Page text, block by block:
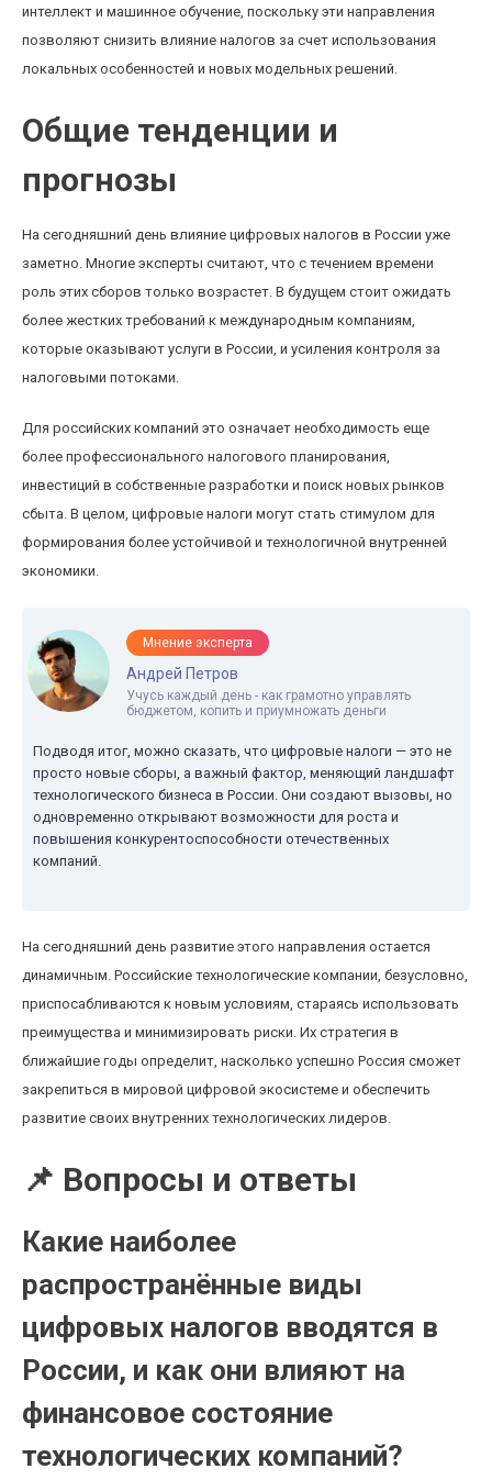
интеллект и машинное обучение, поскольку эти направления
позволяют снизить влияние налогов за счет использования
локальных особенностей и новых модельных решений.
Общие тенденции и
прогнозы
На сегодняшний день влияние цифровых налогов в России уже
заметно. Многие эксперты считают, что с течением времени
роль этих сборов только возрастет. В будущем стоит ожидать
более жестких требований к международным компаниям,
которые оказывают услуги в России, и усиления контроля за
налоговыми потоками.
Для российских компаний это означает необходимость еще
более профессионального налогового планирования,
инвестиций в собственные разработки и поиск новых рынков
сбыта. В целом, цифровые налоги могут стать стимулом для
формирования более устойчивой и технологичной внутренней
экономики.
Мнение эксперта
Андрей Петров
Учусь каждый день - как грамотно управлять
бюджетом, копить и приумножать деньги
Подводя итог, можно сказать, что цифровые налоги — это не
просто новые сборы, а важный фактор, меняющий ландшафт
технологического бизнеса в России. Они создают вызовы, но
одновременно открывают возможности для роста и
повышения конкурентоспособности отечественных
компаний.
На сегодняшний день развитие этого направления остается
динамичным. Российские технологические компании, безусловно,
приспосабливаются к новым условиям, стараясь использовать
преимущества и минимизировать риски. Их стратегия в
ближайшие годы определит, насколько успешно Россия сможет
закрепиться в мировой цифровой экосистеме и обеспечить
развитие своих внутренних технологических лидеров.
📌 Вопросы и ответы
Какие наиболее
распространённые виды
цифровых налогов вводятся в
России, и как они влияют на
финансовое состояние
технологических компаний?